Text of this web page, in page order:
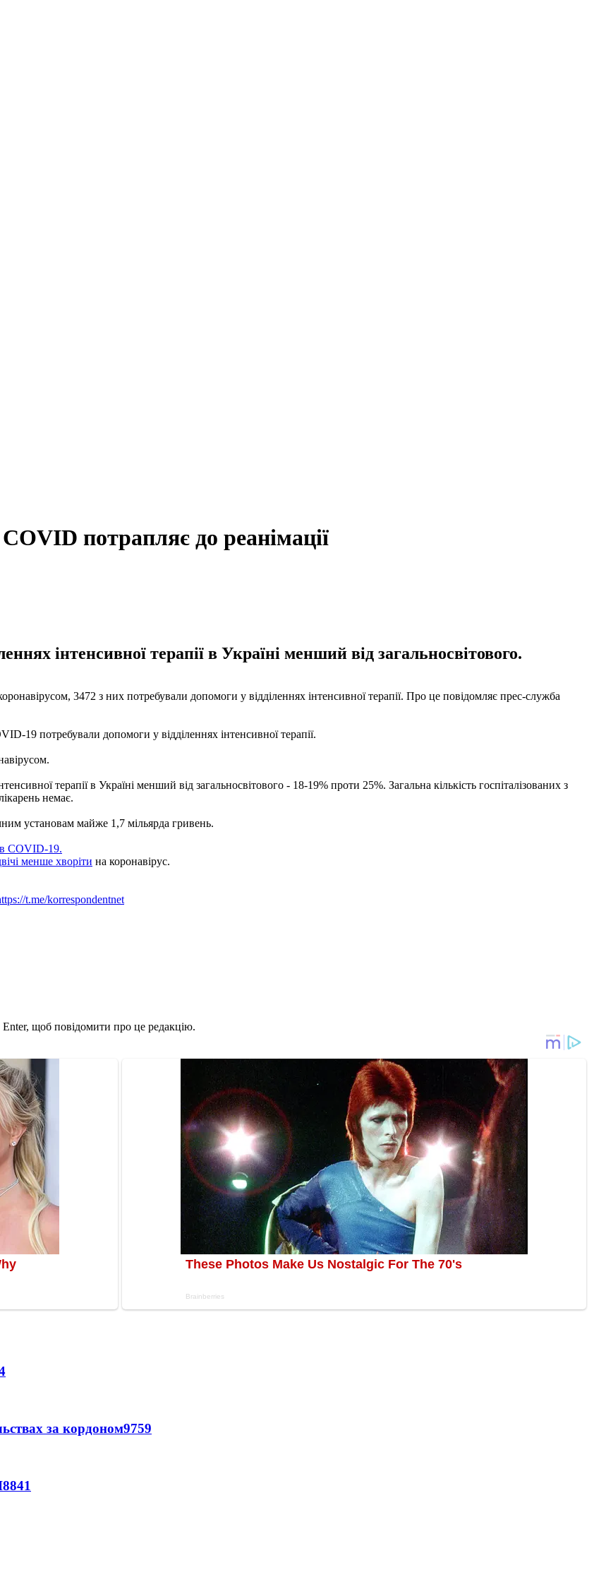
потрапляє до реанімації
інтенсивної терапії в Україні менший від загальносвітового.
3472 з них потребували допомоги у відділеннях інтенсивної терапії. Про це повідомляє прес-служба
19 потребували допомоги у відділеннях інтенсивної терапії.
терапії в Україні менший від загальносвітового - 18-19% проти 25%. Загальна кількість госпіталізованих з
немає.
установам майже 1,7 мільярда гривень.
COVID-19.
менше хворіти на коронавірус.
t.me/korrespondentnet
Enter, щоб повідомити про це редакцію.
за кордоном9759
8841